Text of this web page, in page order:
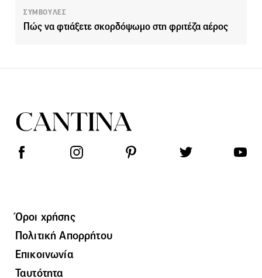
ΣΥΜΒΟΥΛΕΣ
Πώς να φτιάξετε σκορδόψωμο στη φριτέζα αέρος
Όροι χρήσης
Πολιτική Απορρήτου
Επικοινωνία
Ταυτότητα